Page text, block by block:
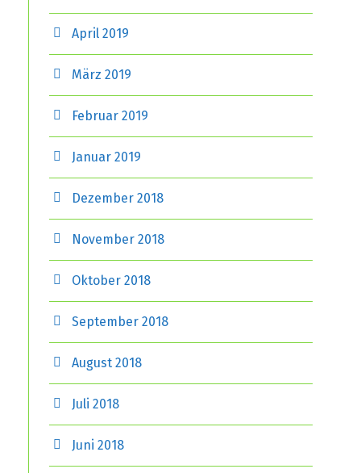
April 2019
März 2019
Februar 2019
Januar 2019
Dezember 2018
November 2018
Oktober 2018
September 2018
August 2018
Juli 2018
Juni 2018